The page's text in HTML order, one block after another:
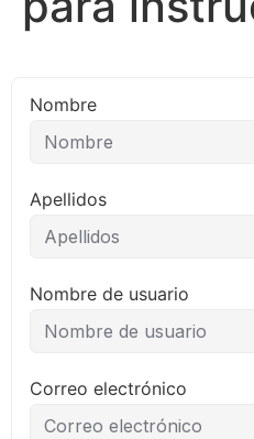
Nombre
Apellidos
Nombre de usuario
Correo electrónico